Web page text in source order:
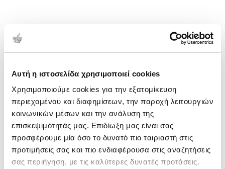
Αυτή η ιστοσελίδα χρησιμοποιεί cookies
Χρησιμοποιούμε cookies για την εξατομίκευση
περιεχομένου και διαφημίσεων, την παροχή λειτουργιών
κοινωνικών μέσων και την ανάλυση της
επισκεψιμότητάς μας. Επιδίωξη μας είναι σας
προσφέρουμε μία όσο το δυνατό πιο ταιριαστή στις
προτιμήσεις σας και πιο ενδιαφέρουσα στις αναζητήσεις
σας περιήγηση, με τις καλύτερες δυνατές προτάσεις.